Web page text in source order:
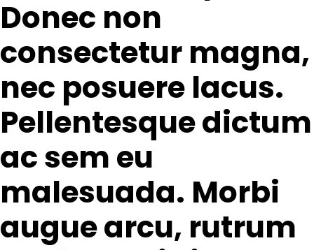
Donec non
consectetur magna,
nec posuere lacus.
Pellentesque dictum
ac sem eu
malesuada. Morbi
augue arcu, rutrum